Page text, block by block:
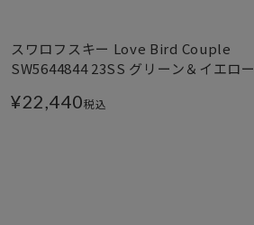
スワロフスキー Love Bird Couple
SW5644844 23SS グリーン＆イエロー
¥22,440税込